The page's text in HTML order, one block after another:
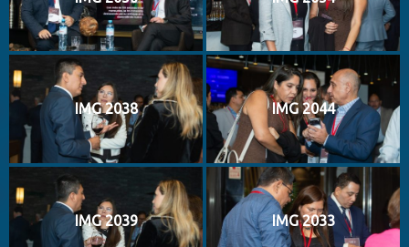
IMG 2038 IMG 2044
IMG 2039 IMG 2033